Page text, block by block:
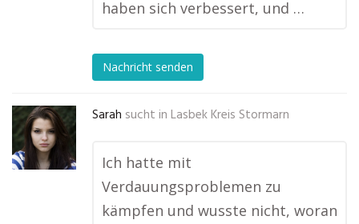
haben sich verbessert, und …
Nachricht senden
Sarah sucht in Lasbek Kreis Stormarn
Ich hatte mit
Verdauungsproblemen zu
kämpfen und wusste nicht, woran